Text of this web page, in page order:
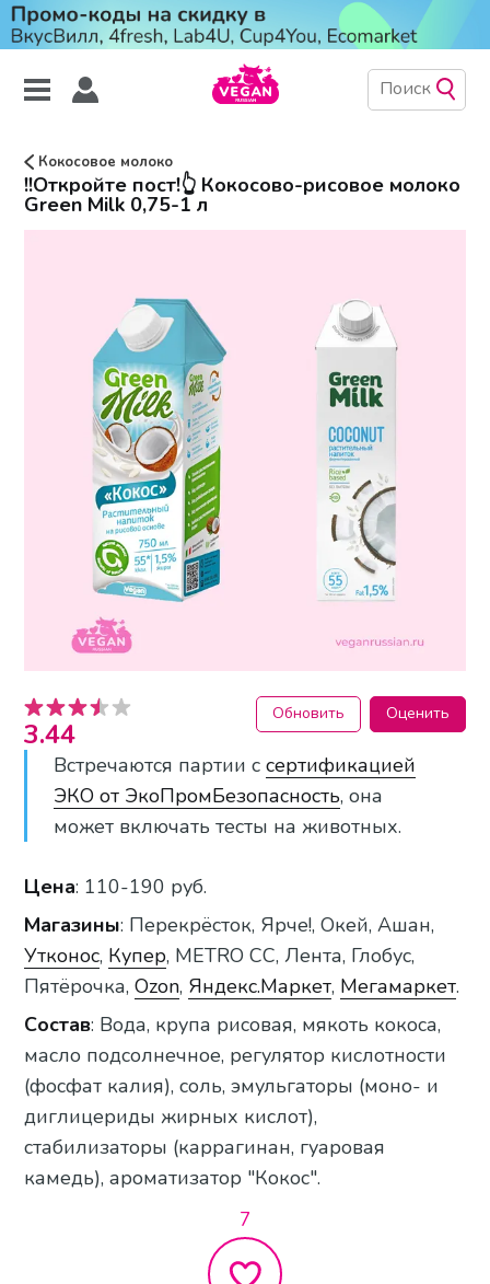
Кокосовое молоко
!!Откройте пост!👆 Кокосово-рисовое молоко
Green Milk 0,75-1 л
3.44
Обновить Оценить
Встречаются партии с сертификацией
ЭКО от ЭкоПромБезопасность, она
может включать тесты на животных.
Цена: 110-190 руб.
Магазины: Перекрёсток, Ярче!, Окей, Ашан,
Утконос, Купер, METRO CC, Лента, Глобус,
Пятёрочка,Ozon, Яндекс.Маркет, Мегамаркет.
Состав: Вода, крупа рисовая, мякоть кокоса,
масло подсолнечное, регулятор кислотности
(фосфат калия), соль, эмульгаторы (моно- и
диглицериды жирных кислот),
стабилизаторы (каррагинан, гуаровая
камедь), ароматизатор "Кокос".
7